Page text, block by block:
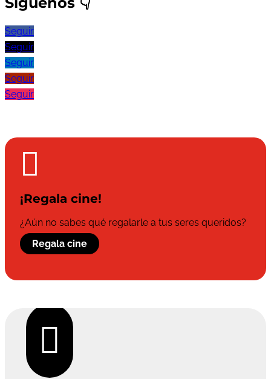
Seguir
Seguir
Seguir
Seguir
Seguir

¡Regala cine!
¿Aún no sabes qué regalarle a tus seres queridos?
Regala cine
